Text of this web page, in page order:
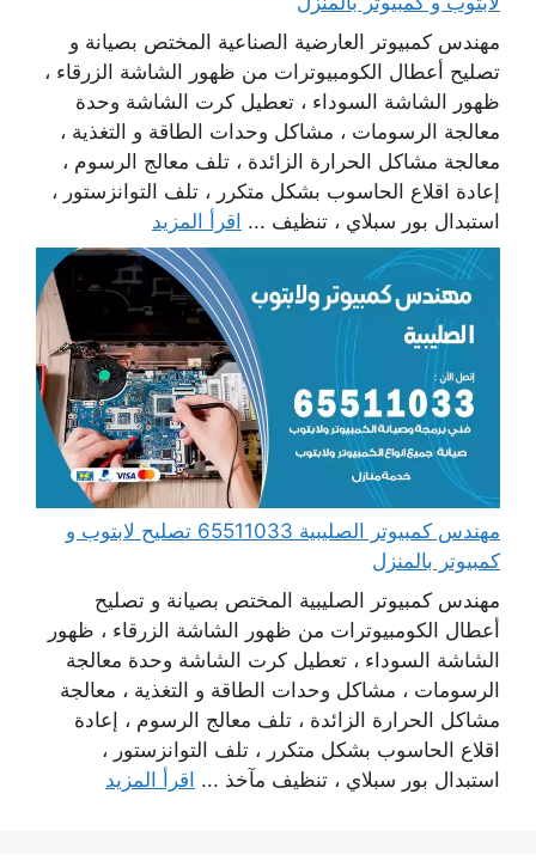
مهندس كمبيوتر العارضية الصناعية المختص بصيانة و
تصليح أعطال الكومبيوترات من ظهور الشاشة الزرقاء ،
ظهور الشاشة السوداء ، تعطيل كرت الشاشة وحدة
معالجة الرسومات ، مشاكل وحدات الطاقة و التغذية ،
معالجة مشاكل الحرارة الزائدة ، تلف معالج الرسوم ،
إعادة اقلاع الحاسوب بشكل متكرر ، تلف التوانزستور ،
استبدال بور سبلاي ، تنظيف ... اقرأ المزيد
مهندس كمبيوتر الصليبية 65511033 تصليح لابتوب و
كمبيوتر بالمنزل
مهندس كمبيوتر الصليبية المختص بصيانة و تصليح
أعطال الكومبيوترات من ظهور الشاشة الزرقاء ، ظهور
الشاشة السوداء ، تعطيل كرت الشاشة وحدة معالجة
الرسومات ، مشاكل وحدات الطاقة و التغذية ، معالجة
مشاكل الحرارة الزائدة ، تلف معالج الرسوم ، إعادة
اقلاع الحاسوب بشكل متكرر ، تلف التوانزستور ،
استبدال بور سبلاي ، تنظيف مآخذ ... اقرأ المزيد